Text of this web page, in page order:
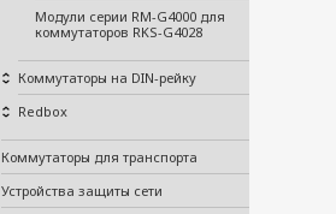
Модули серии RM-G4000 для
коммутаторов RKS-G4028
Коммутаторы на DIN-рейку
Redbox
Коммутаторы для транспорта
Устройства защиты сети